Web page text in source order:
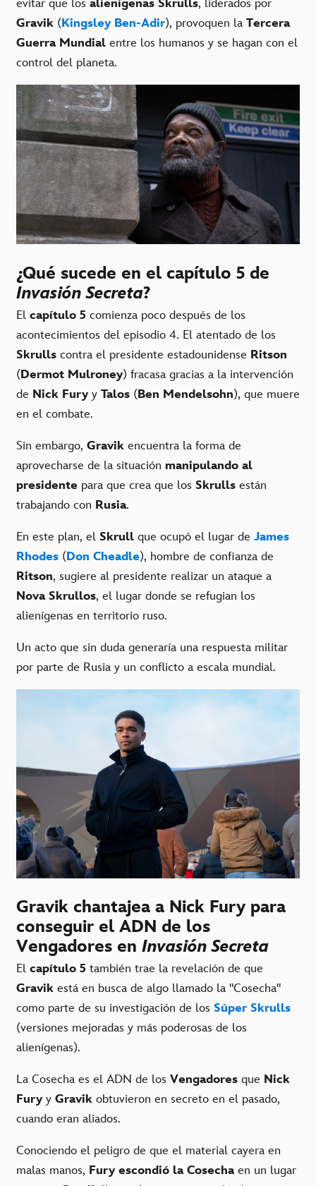
evitar que los alienígenas Skrulls, liderados por
Gravik (Kingsley Ben-Adir), provoquen la Tercera
Guerra Mundial entre los humanos y se hagan con el
control del planeta.
¿Qué sucede en el capítulo 5 de
Invasión Secreta?
El capítulo 5 comienza poco después de los
acontecimientos del episodio 4. El atentado de los
Skrulls contra el presidente estadounidense Ritson
(Dermot Mulroney) fracasa gracias a la intervención
de Nick Fury y Talos (Ben Mendelsohn), que muere
en el combate.
Sin embargo, Gravik encuentra la forma de
aprovecharse de la situación manipulando al
presidente para que crea que los Skrulls están
trabajando con Rusia.
En este plan, el Skrull que ocupó el lugar de James
Rhodes (Don Cheadle), hombre de confianza de
Ritson, sugiere al presidente realizar un ataque a
Nova Skrullos, el lugar donde se refugian los
alienígenas en territorio ruso.
Un acto que sin duda generaría una respuesta militar
por parte de Rusia y un conflicto a escala mundial.
Gravik chantajea a Nick Fury para
conseguir el ADN de los
Vengadores en Invasión Secreta
El capítulo 5 también trae la revelación de que
Gravik está en busca de algo llamado la "Cosecha"
como parte de su investigación de los Súper Skrulls
(versiones mejoradas y más poderosas de los
alienígenas).
La Cosecha es el ADN de los Vengadores que Nick
Fury y Gravik obtuvieron en secreto en el pasado,
cuando eran aliados.
Conociendo el peligro de que el material cayera en
malas manos, Fury escondió la Cosechaen un lugar